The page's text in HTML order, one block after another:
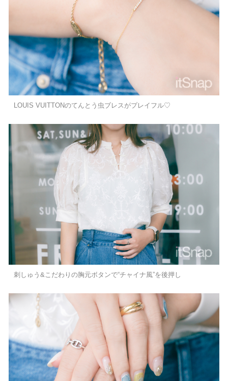
LOUIS VUITTONのてんとう虫ブレスがプレイフル♡
刺しゅう&こだわりの胸元ボタンで“チャイナ風”を後押し